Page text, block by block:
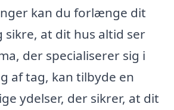
kan du forlænge dit
sikre, at dit hus altid ser
der specialiserer sig i
af tag, kan tilbyde en
ydelser, der sikrer, at dit